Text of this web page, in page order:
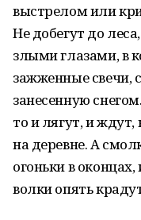
выстрелом или
Не добегут до
злыми глазами, в
зажженные свечи,
занесенную
то и лягут, и
на деревне. А
огоньки в
волки опять